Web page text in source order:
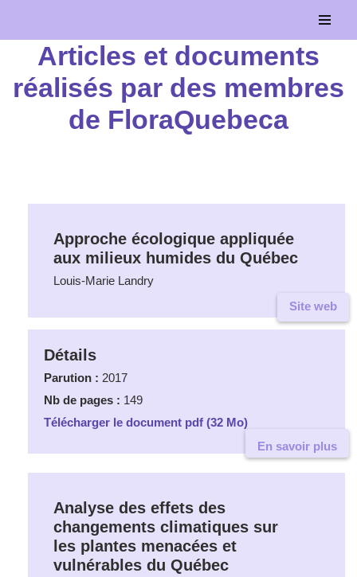
Aller
contenu
Articles et documents
réalisés par des membres
de FloraQuebeca
Approche écologique appliquée
aux milieux humides du Québec
Louis-Marie Landry
Site web
Détails
Parution : 2017
Nb de pages : 149
Télécharger le document pdf (32 Mo)
En savoir plus
Analyse des effets des
changements climatiques sur
les plantes menacées et
vulnérables du Québec